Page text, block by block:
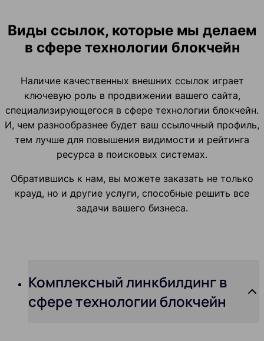
Виды ссылок, которые мы делаем
в сфере технологии блокчейн
Наличие качественных внешних ссылок играет
ключевую роль в продвижении вашего сайта,
специализирующегося в сфере технологии блокчейн.
И, чем разнообразнее будет ваш ссылочный профиль,
тем лучше для повышения видимости и рейтинга
ресурса в поисковых системах.
Обратившись к нам, вы можете заказать не только
крауд, но и другие услуги, способные решить все
задачи вашего бизнеса.
Комплексный линкбилдинг в
сфере технологии блокчейн